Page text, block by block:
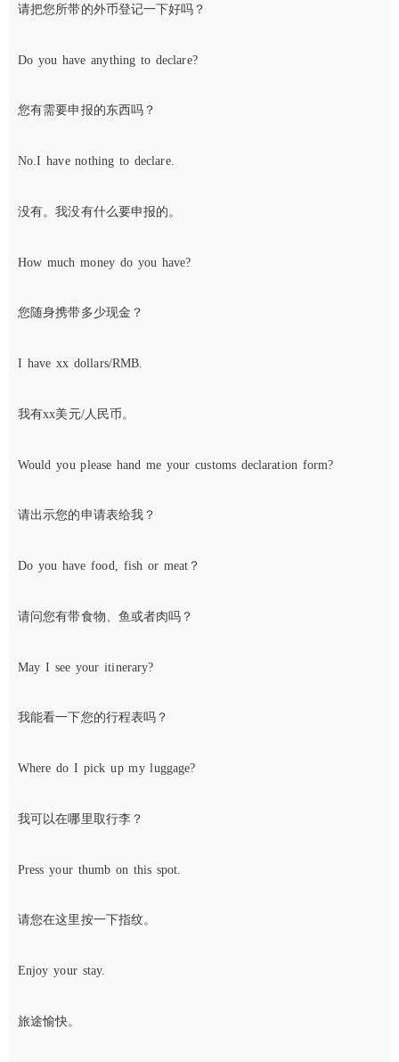
请把您所带的外币登记一下好吗？
Do you have anything to declare?
您有需要申报的东西吗？
No.I have nothing to declare.
没有。我没有什么要申报的。
How much money do you have?
您随身携带多少现金？
I have xx dollars/RMB.
我有xx美元/人民币。
Would you please hand me your customs declaration form?
请出示您的申请表给我？
Do you have food, fish or meat？
请问您有带食物、鱼或者肉吗？
May I see your itinerary?
我能看一下您的行程表吗？
Where do I pick up my luggage?
我可以在哪里取行李？
Press your thumb on this spot.
请您在这里按一下指纹。
Enjoy your stay.
旅途愉快。